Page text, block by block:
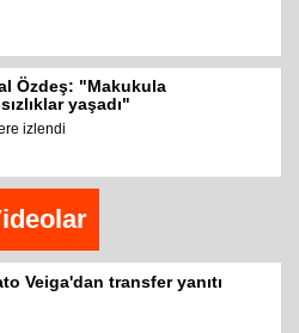
Özdeş: "Makukula
yaşadı"
izlendi
Veiga'dan transfer yanıtı